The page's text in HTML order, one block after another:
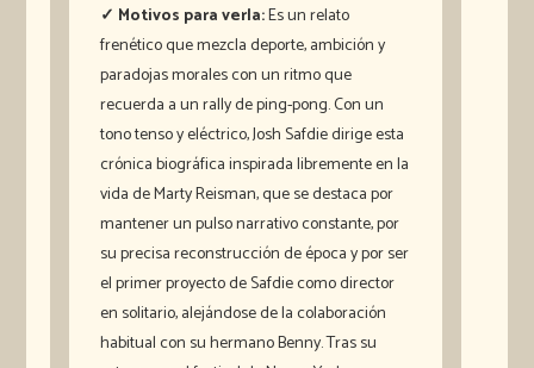
✓ Motivos para verla:Es un relato
frenético que mezcla deporte, ambición y
paradojas morales con un ritmo que
recuerda a un rally de ping-pong. Con un
tono tenso y eléctrico, Josh Safdie dirige esta
crónica biográfica inspirada libremente en la
vida de Marty Reisman, que se destaca por
mantener un pulso narrativo constante, por
su precisa reconstrucción de época y por ser
el primer proyecto de Safdie como director
en solitario, alejándose de la colaboración
habitual con su hermano Benny. Tras su